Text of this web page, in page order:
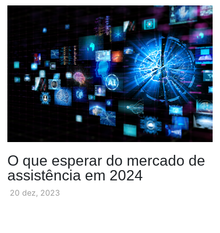
O que esperar do mercado de
assistência em 2024
20 dez, 2023